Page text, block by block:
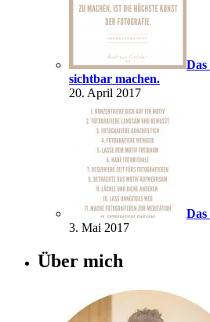
Das
sichtbar machen.
20. April 2017
3. Mai 2017
Über mich